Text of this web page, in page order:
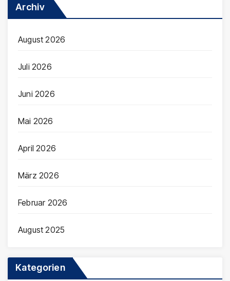
Archiv
August 2026
Juli 2026
Juni 2026
Mai 2026
April 2026
März 2026
Februar 2026
August 2025
Kategorien